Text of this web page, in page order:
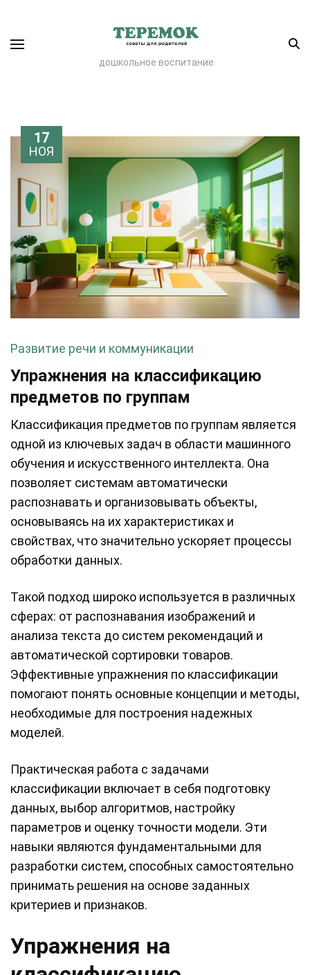
дошкольное воспитание
17
НОЯ
Развитие речи и коммуникации
Упражнения на классификацию
предметов по группам
Классификация предметов по группам является
одной из ключевых задач в области машинного
обучения и искусственного интеллекта. Она
позволяет системам автоматически
распознавать и организовывать объекты,
основываясь на их характеристиках и
свойствах, что значительно ускоряет процессы
обработки данных.
Такой подход широко используется в различных
сферах: от распознавания изображений и
анализа текста до систем рекомендаций и
автоматической сортировки товаров.
Эффективные упражнения по классификации
помогают понять основные концепции и методы,
необходимые для построения надежных
моделей.
Практическая работа с задачами
классификации включает в себя подготовку
данных, выбор алгоритмов, настройку
параметров и оценку точности модели. Эти
навыки являются фундаментальными для
разработки систем, способных самостоятельно
принимать решения на основе заданных
критериев и признаков.
Упражнения на